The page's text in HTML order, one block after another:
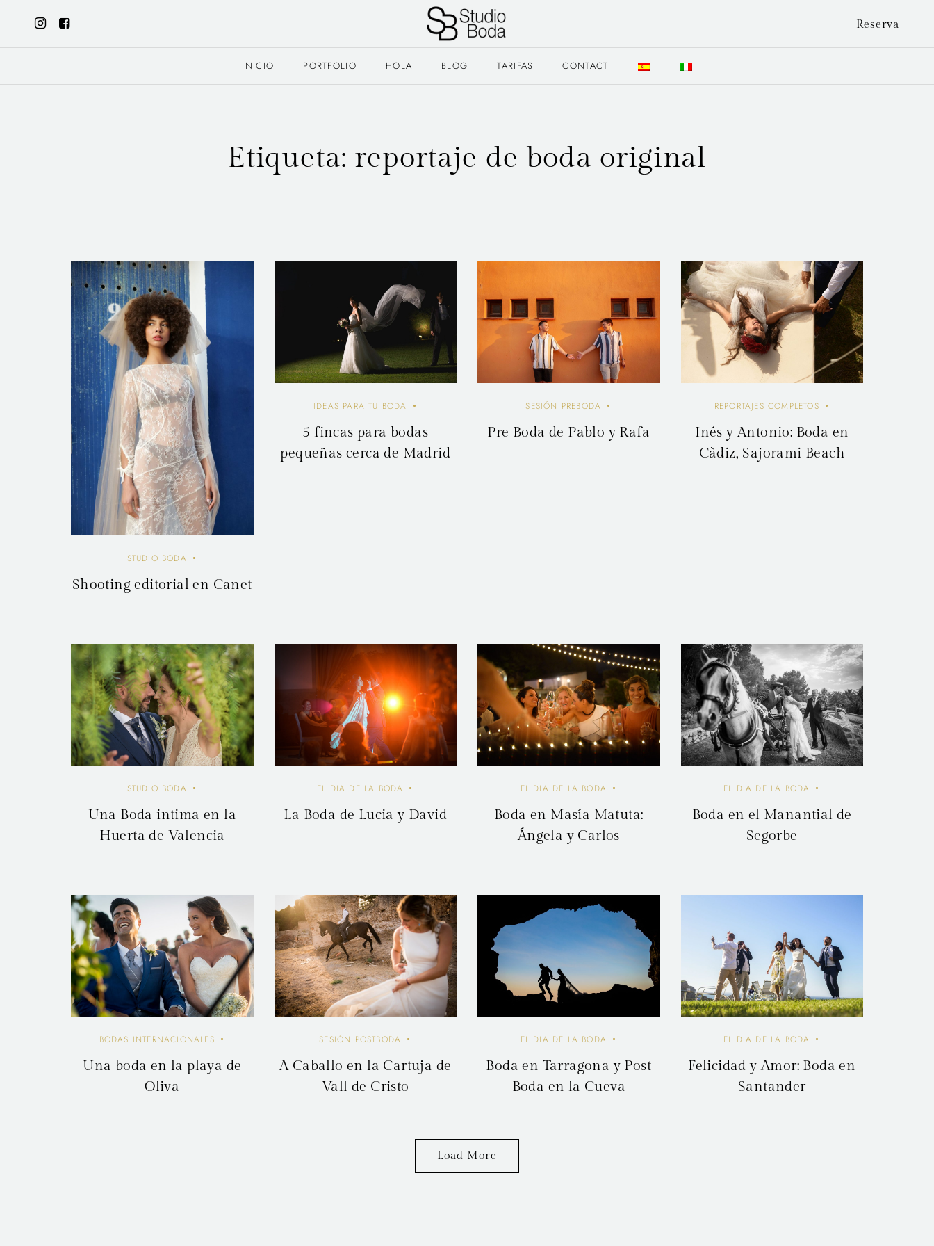
Reserva
INICIO PORTFOLIO HOLA BLOG TARIFAS CONTACT
Etiqueta: reportaje de boda original
STUDIO BODA
Shooting editorial en Canet
IDEAS PARA TU BODA
5 fincas para bodas
pequeñas cerca de Madrid
SESIÓN PREBODA
Pre Boda de Pablo y Rafa
REPORTAJES COMPLETOS
Inés y Antonio: Boda en
Càdiz, Sajorami Beach
STUDIO BODA
Una Boda intima en la
Huerta de Valencia
EL DIA DE LA BODA
La Boda de Lucia y David
EL DIA DE LA BODA
Boda en Masía Matuta:
Ángela y Carlos
EL DIA DE LA BODA
Boda en el Manantial de
Segorbe
BODAS INTERNACIONALES
Una boda en la playa de
Oliva
SESIÓN POSTBODA
A Caballo en la Cartuja de
Vall de Cristo
EL DIA DE LA BODA
Boda en Tarragona y Post
Boda en la Cueva
EL DIA DE LA BODA
Felicidad y Amor: Boda en
Santander
Load More